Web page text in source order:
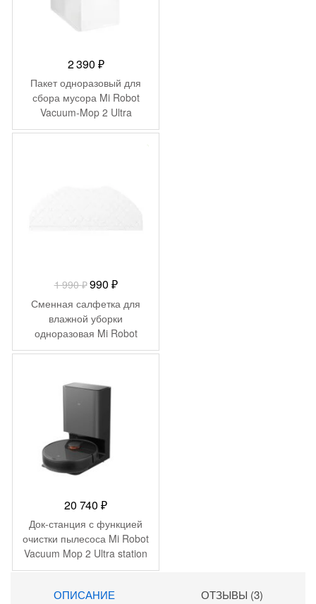
2 390 ₽
Пакет одноразовый для
сбора мусора Mi Robot
Vacuum-Mop 2 Ultra
Disposable Bag
1 990₽Первоначальная
цена
составляла
1
990 ₽.
990 ₽Текущая
цена:
990 ₽.
Сменная салфетка для
влажной уборки
одноразовая Mi Robot
Vacuum-Mop Essential
20 740₽
Док-станция с функцией
очистки пылесоса Mi Robot
Vacuum Mop 2 Ultra station
STYTJ05ZHMHWJC
ОПИСАНИЕ ОТЗЫВЫ (3)